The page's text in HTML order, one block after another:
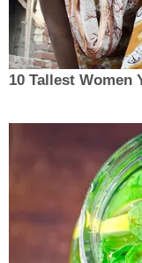
10 Tallest Women